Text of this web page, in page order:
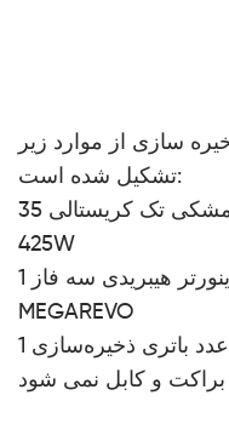
با ذخیره سازی از موارد زیر
تشکیل شده است:
35 عدد ماژول قاب مشکی تک کریستالی TW SOLAR
425W
1 عدد اینورتر هیبریدی سه فاز HV 15 کیلوواتی
MEGAREVO
و کابل نمی شود